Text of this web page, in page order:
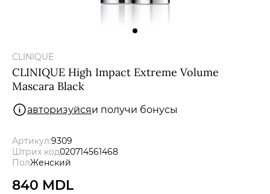
Подарочные сертификаты
Бренды
Новости
CLINIQUE
CLINIQUE High Impact Extreme Volume
Mascara Black
авторизуйсяи получи бонусы
Артикул:9309
Штрих код020714561468
ПолЖенский
840 MDL